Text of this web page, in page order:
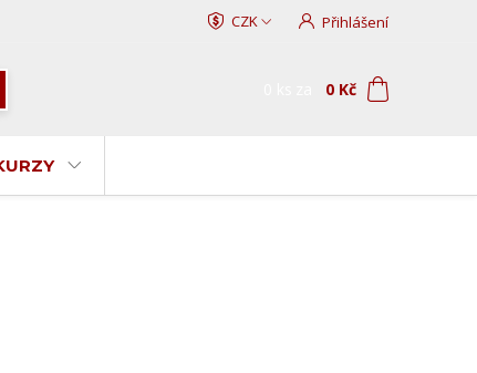
CZK Přihlášení
0 Kč